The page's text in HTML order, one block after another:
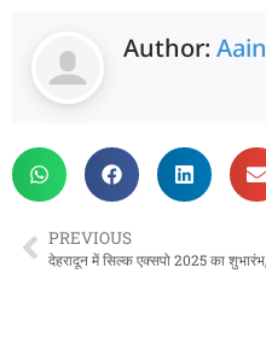
Author:
PREVIOUS